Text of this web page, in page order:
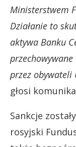
Ministerstwem
Działanie to
aktywa Banku
przez obywateli
głosi
Sankcje
rosyjski